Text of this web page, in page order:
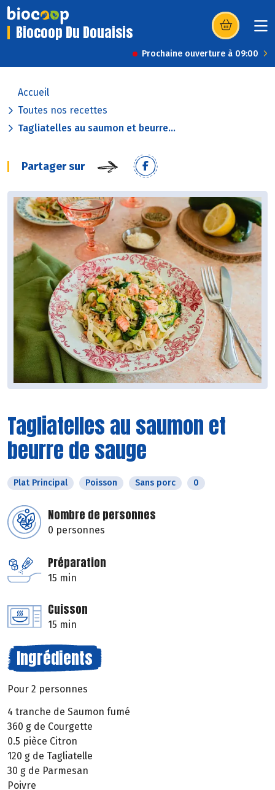
Biocoop Du Douaisis (s’ouvre dans
Prochaine ouverture à 09:00
Accueil
Toutes nos recettes
Tagliatelles au saumon et beurre...
Partager sur
Tagliatelles au saumon et
beurre de sauge
Plat Principal Poisson Sans porc 0
Nombre de personnes
0 personnes
Préparation
15 min
Cuisson
15 min
Ingrédients
Pour 2 personnes
4 tranche de Saumon fumé
360 g de Courgette
0.5 pièce Citron
120 g de Tagliatelle
30 g de Parmesan
Poivre